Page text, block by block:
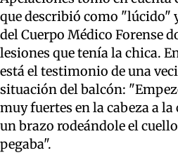
que describió como "lúcido"
del Cuerpo Médico Forense
lesiones que tenía la chica.
está el testimonio de una
situación del balcón:
muy fuertes en la cabeza a
un brazo rodeándole el
pegaba".